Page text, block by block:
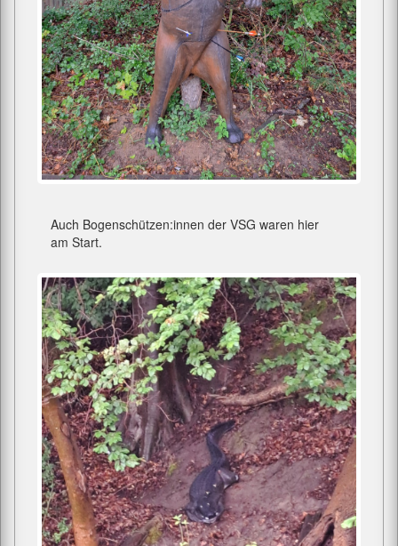
Auch Bogenschützen:innen der VSG waren hier
am Start.